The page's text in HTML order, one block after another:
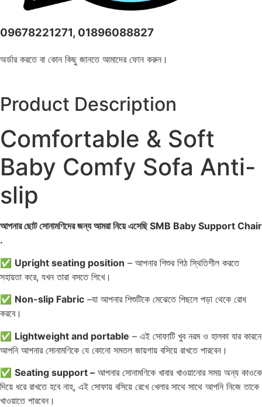
09678221271, 01896088827
অর্ডার করতে বা কোন কিছু জানতে আমাদের ফোন করুন।
Product Description
Comfortable & Soft
Baby Comfy Sofa Anti-
slip
আপনার ছোট সোনামণিদের জন্য আমরা নিয়ে এসেছি SMB Baby Support Chair
.
✅ Upright seating position – আপনার শিশুর পিঠ স্থিতিশীল করতে
সহায়তা করে, যখন তারা বসতে শিখে।
✅ Non-slip Fabric –যা আপনার শিশুটিকে মেঝেতে পিছলে পড়া থেকে রোধ
করবে।
✅ Lightweight and portable – এই সোফাটি খুব নরম ও হালকা যার কারনে
আপনি আপনার সোনামণিকে যে কোনো সমতল জায়গায় বসিয়ে রাখতে পারবেন।
✅ Seating support – আপনার সোনামণিকে খাবার খাওয়ানোর সময় অন্য কাওকে
দিয়ে ধরে রাখতে হবে নাহ, এই সোফায় বসিয়ে রেখে খেলার সাথে সাথে আপনি নিজে তাকে
খাওয়াতে পারবেন।